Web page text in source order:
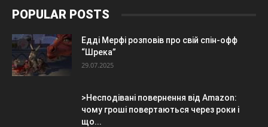
POPULAR POSTS
Едді Мерфі розповів про свій спін-офф
“Шрека”
29.07.2025
>Несподівані повернення від Amazon:
чому гроші повертаються через роки і
що...